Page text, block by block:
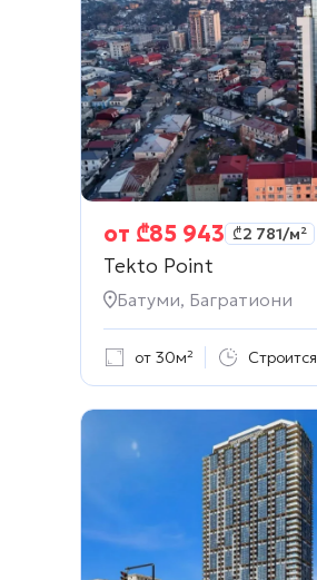
от ₾85 943 ₾2 781/м²
Tekto Point
Батуми, Багратиони
от 30м² Строится